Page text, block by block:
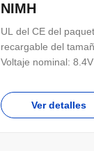
NIMH
UL del CE del
recargable del
Voltaje nominal:
Ver detalles